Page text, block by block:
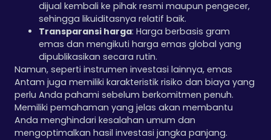
dijual kembali ke pihak resmi maupun pengecer,
sehingga likuiditasnya relatif baik.
Transparansi harga: Harga berbasis gram
emas dan mengikuti harga emas global yang
dipublikasikan secara rutin.
Namun, seperti instrumen investasi lainnya, emas
Antam juga memiliki karakteristik risiko dan biaya yang
perlu Anda pahami sebelum berkomitmen penuh.
Memiliki pemahaman yang jelas akan membantu
Anda menghindari kesalahan umum dan
mengoptimalkan hasil investasi jangka panjang.